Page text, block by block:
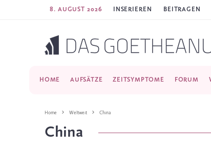
8. AUGUST 2026 INSERIEREN BEITRAGEN
HOME AUFSÄTZE ZEITSYMPTOME FORUM
Home Weltweit China
China